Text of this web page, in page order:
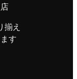
揃え
す